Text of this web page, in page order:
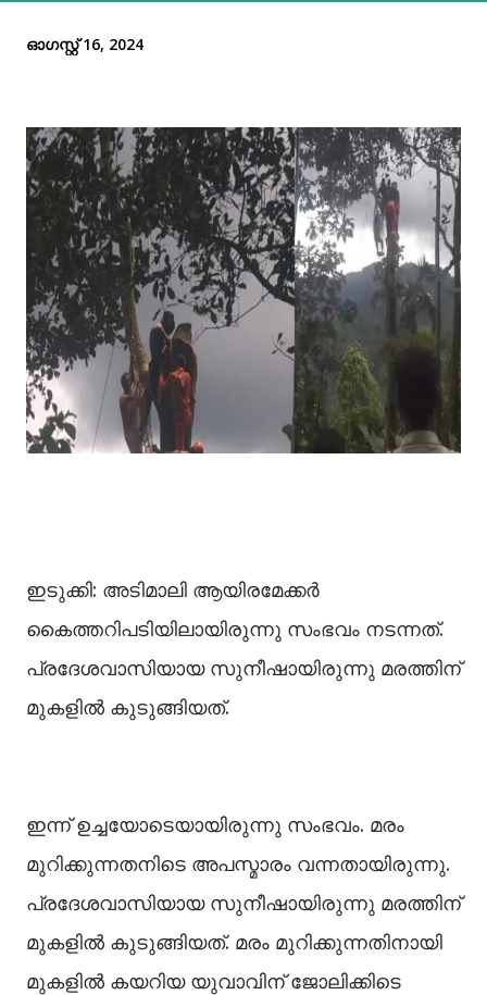
ഓഗസ്റ്റ് 16, 2024
ഇടുക്കി: അടിമാലി ആയിരമേക്കര്‍
കൈത്തറിപടിയിലായിരുന്നു സംഭവം നടന്നത്.
പ്രദേശവാസിയായ സുനീഷായിരുന്നു മരത്തിന്
മുകളില്‍ കുടുങ്ങിയത്.
ഇന്ന് ഉച്ചയോടെയായിരുന്നു സംഭവം. മരം
മുറിക്കുന്നതനിടെ അപസ്മാരം വന്നതായിരുന്നു.
പ്രദേശവാസിയായ സുനീഷായിരുന്നു മരത്തിന്
മുകളില്‍ കുടുങ്ങിയത്. മരം മുറിക്കുന്നതിനായി
മുകളില്‍ കയറിയ യുവാവിന് ജോലിക്കിടെ